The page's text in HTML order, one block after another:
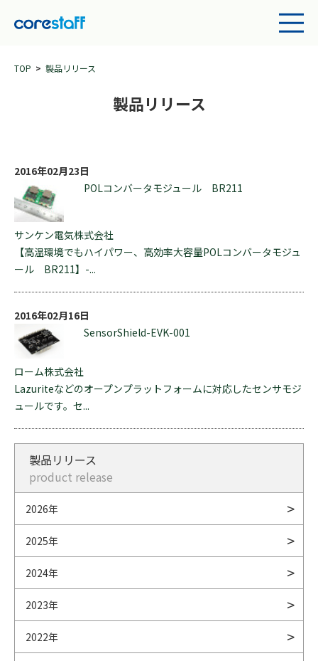
TOP 製品リリース
製品リリース
2016年02月23日
POLコンバータモジュール BR211
サンケン電気株式会社
【高温環境でもハイパワー、高効率大容量POLコンバータモジュ
ール BR211】-...
2016年02月16日
SensorShield-EVK-001
ローム株式会社
Lazuriteなどのオープンプラットフォームに対応したセンサモジ
ュールです。セ...
製品リリース
product release
2026年
2025年
2024年
2023年
2022年